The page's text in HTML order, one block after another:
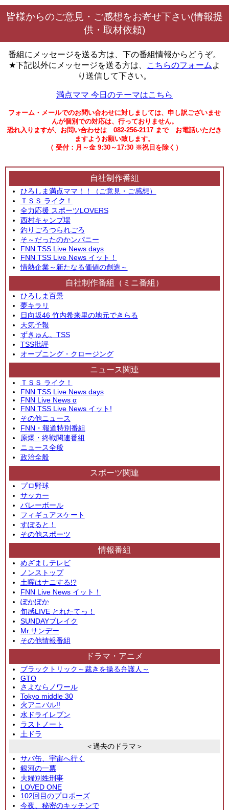
皆様からのご意見・ご感想をお寄せ下さい(情報提
供・取材依頼)
番組にメッセージを送る方は、下の番組情報からどうぞ。
★下記以外にメッセージを送る方は、
こちらのフォーム よ
り送信して下さい。
満点ママ 今日のテーマはこちら
フォーム・メールでのお問い合わせに対しましては、申し訳ございませ
んが個別での対応は、行っておりません。
恐れ入りますが、お問い合わせは 082-256-2117 まで お電話いただき
ますようお願い致します。
（ 受付：月～金 9:30～17:30 ※祝日を除く）
自社制作番組
ひろしま満点ママ！！（ご意見・ご感想）
ＴＳＳ ライク！
全力応援 スポーツLOVERS
西村キャンプ場
釣りごろつられごろ
そ～だったのかンパニー
FNN TSS Live News days
FNN TSS Live News イット！
情熱企業～新たなる価値の創造～
自社制作番組（ミニ番組）
ひろしま百景
夢キラリ
日向坂46 竹内希来里の地元できらる
天気予報
ずきゅん。TSS
TSS批評
オープニング・クロージング
ニュース関連
ＴＳＳ ライク！
FNN TSS Live News days
FNN Live News α
FNN TSS Live News イット!
その他ニュース
FNN・報道特別番組
原爆・終戦関連番組
ニュース全般
政治全般
スポーツ関連
プロ野球
サッカー
バレーボール
フィギュアスケート
すぽると！
その他スポーツ
情報番組
めざましテレビ
ノンストップ
土曜はナニする!?
FNN Live News イット！
ぽかぽか
旬感LIVE とれたてっ！
SUNDAYブレイク
Mr.サンデー
その他情報番組
ドラマ・アニメ
ブラックトリック～裁きを操る弁護人～
GTO
さよならノワール
Tokyo middle 30
火アニバル!!
水ドライレブン
ラストノート
土ドラ
＜過去のドラマ＞
サバ缶、宇宙へ行く
銀河の一票
夫婦別姓刑事
LOVED ONE
102回目のプロポーズ
今夜、秘密のキッチンで